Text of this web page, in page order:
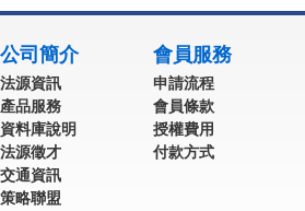
公司簡介
法源資訊
產品服務
資料庫說明
法源徵才
交通資訊
策略聯盟
會員服務
申請流程
會員條款
授權費用
付款方式